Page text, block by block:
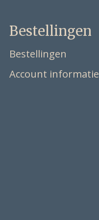
Bestellingen
Bestellingen
Account informatie